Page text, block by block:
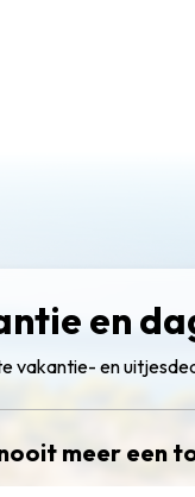
en
vakantie- en
meer een